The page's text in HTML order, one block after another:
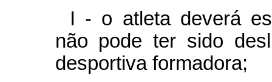
I - o atleta deverá
não pode ter sido
desportiva formadora;